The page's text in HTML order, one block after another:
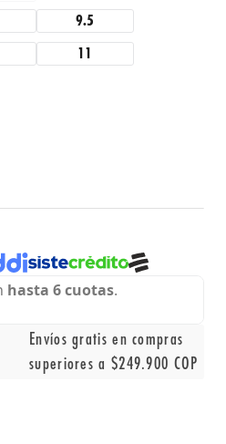
9.5
11
Envíos gratis en compras
superiores a $249.900 COP